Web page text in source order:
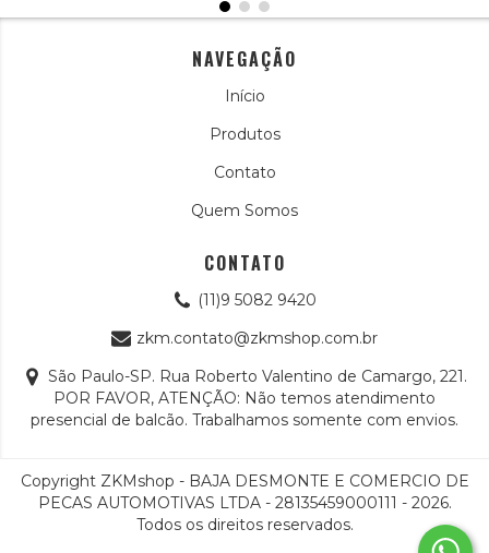
NAVEGAÇÃO
Início
Produtos
Contato
Quem Somos
CONTATO
(11)9 5082 9420
zkm.contato@zkmshop.com.br
São Paulo-SP. Rua Roberto Valentino de Camargo, 221.
POR FAVOR, ATENÇÃO: Não temos atendimento
presencial de balcão. Trabalhamos somente com envios.
Copyright ZKMshop - BAJA DESMONTE E COMERCIO DE
PECAS AUTOMOTIVAS LTDA - 28135459000111 - 2026.
Todos os direitos reservados.